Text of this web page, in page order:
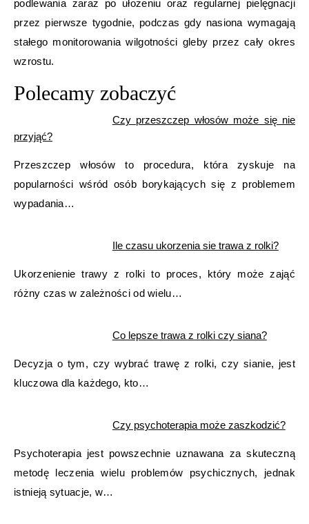
podlewania zaraz po ułożeniu oraz regularnej pielęgnacji
przez pierwsze tygodnie, podczas gdy nasiona wymagają
stałego monitorowania wilgotności gleby przez cały okres
wzrostu.
Polecamy zobaczyć
Czy przeszczep włosów może się nie
przyjąć?
Przeszczep włosów to procedura, która zyskuje na
popularności wśród osób borykających się z problemem
wypadania…
Ile czasu ukorzenia sie trawa z rolki?
Ukorzenienie trawy z rolki to proces, który może zająć
różny czas w zależności od wielu…
Co lepsze trawa z rolki czy siana?
Decyzja o tym, czy wybrać trawę z rolki, czy sianie, jest
kluczowa dla każdego, kto…
Czy psychoterapia może zaszkodzić?
Psychoterapia jest powszechnie uznawana za skuteczną
metodę leczenia wielu problemów psychicznych, jednak
istnieją sytuacje, w…